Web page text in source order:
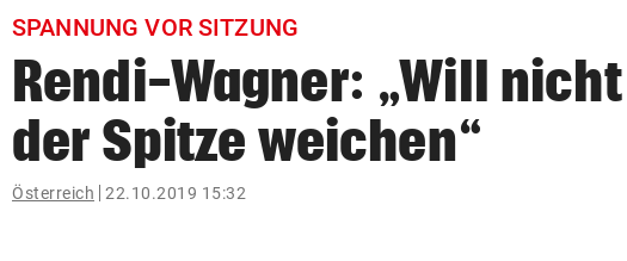
bookmark
search
Suchbegriff
eingeben
SPANNUNG VOR SITZUNG
Rendi-Wagner: „Will
der Spitze weichen“
Österreich 22.10.2019 15:32